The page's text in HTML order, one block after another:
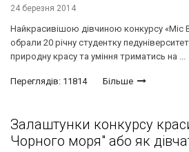
24 березня 2014
Найкрасивішою дівчиною конкурсу «Міс
обрали 20 річну студентку
природну красу та уміння триматись на ...
Переглядів: 11814 Більше
Залаштунки конкурсу
Чорного моря" або як